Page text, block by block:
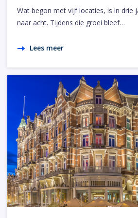
Wat begon met vijf locaties, is in drie
naar acht. Tijdens die groei bleef…
Lees meer